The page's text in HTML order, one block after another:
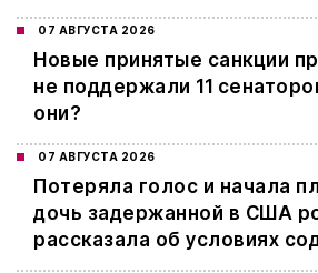
07 АВГУСТА 2026
Новые принятые санкции
не поддержали 11
они?
07 АВГУСТА 2026
Потеряла голос и начала
дочь задержанной в США
рассказала об условиях